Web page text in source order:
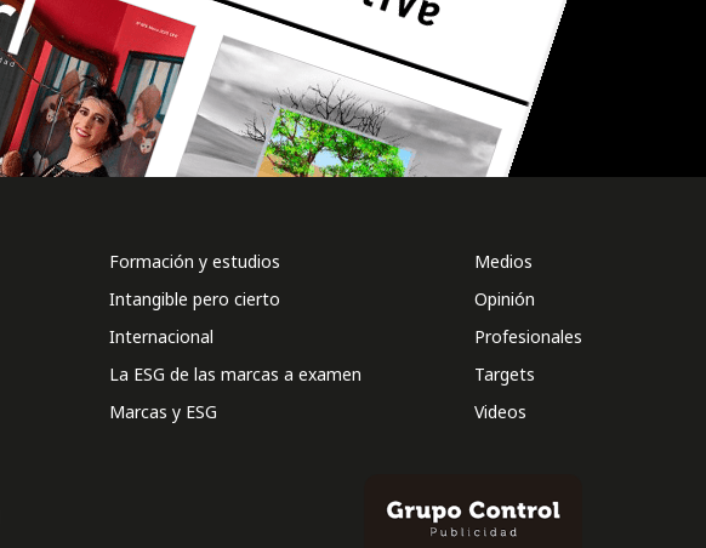
Formación y estudios
Intangible pero cierto
Internacional
La ESG de las marcas a examen
Marcas y ESG
Medios
Opinión
Profesionales
Targets
Videos